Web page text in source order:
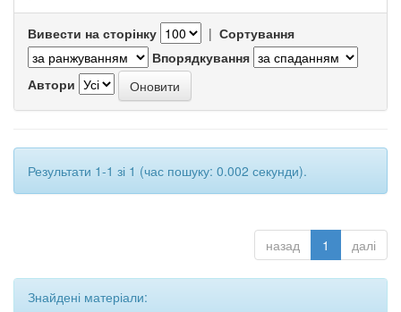
Вивести на сторінку | Сортування
Впорядкування
Автори
Результати 1-1 зі 1 (час пошуку: 0.002 секунди).
назад 1 далі
Знайдені матеріали: